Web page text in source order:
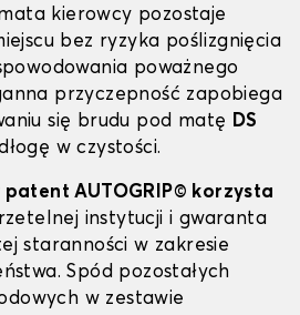
kierowcy pozostaje
bez ryzyka poślizgnięcia
poważnego
przyczepność zapobiega
się brudu pod matę DS
w czystości.
patent AUTOGRIP© korzysta
instytucji i gwaranta
staranności w zakresie
Spód pozostałych
w zestawie